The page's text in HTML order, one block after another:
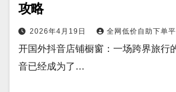
攻略
2026年4月19日 全网低价自助下单
开国外抖音店铺橱窗：一场跨界旅行
音已经成为了…